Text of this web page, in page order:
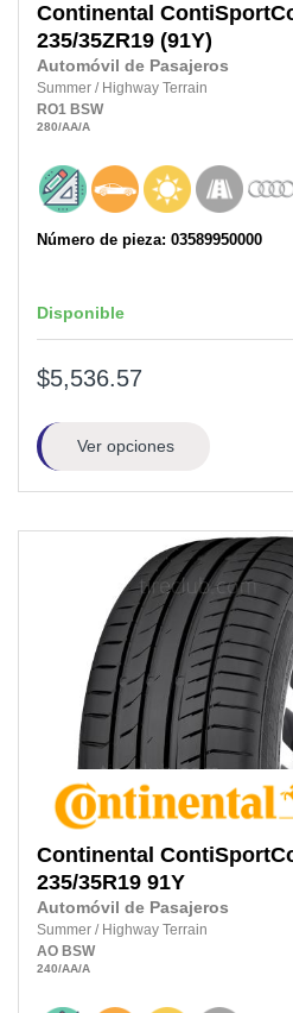
Continental
235/35ZR19 (91Y)
Automóvil de Pasajeros
Summer / Highway Terrain
RO1 BSW
280/AA/A
Número de pieza: 03589950000
Disponible
$5,536.57
Ver opciones
Continental
235/35R19 91Y
Automóvil de Pasajeros
Summer / Highway Terrain
AO BSW
240/AA/A